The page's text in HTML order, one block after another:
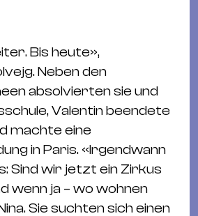
Bis heute»,
Neben den
absolvierten sie und
Valentin beendete
machte eine
in Paris. «Irgendwann
Sind wir jetzt ein Zirkus
wenn ja – wo wohnen
Sie suchten sich einen